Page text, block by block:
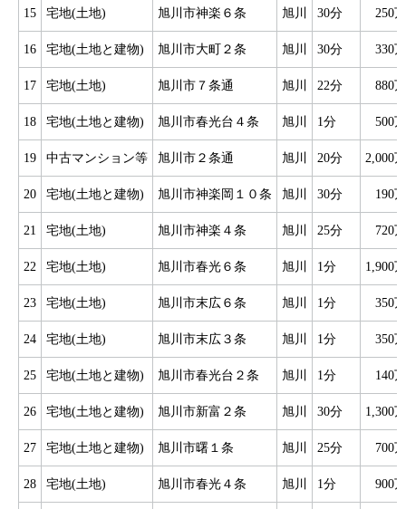
15 宅地(土地) 旭川市神楽６条 旭川 30分 250
16 宅地(土地と建物) 旭川市大町２条 旭川 30分 330
17 宅地(土地) 旭川市７条通 旭川 22分 880
18 宅地(土地と建物) 旭川市春光台４条 旭川 1分 500
19 中古マンション等 旭川市２条通 旭川 20分 2,000
20 宅地(土地と建物) 旭川市神楽岡１０条 旭川 30分 190
21 宅地(土地) 旭川市神楽４条 旭川 25分 720
22 宅地(土地) 旭川市春光６条 旭川 1分 1,900
23 宅地(土地) 旭川市末広６条 旭川 1分 350
24 宅地(土地) 旭川市末広３条 旭川 1分 350
25 宅地(土地と建物) 旭川市春光台２条 旭川 1分 140
26 宅地(土地と建物) 旭川市新富２条 旭川 30分 1,300
27 宅地(土地と建物) 旭川市曙１条 旭川 25分 700
28 宅地(土地) 旭川市春光４条 旭川 1分 900